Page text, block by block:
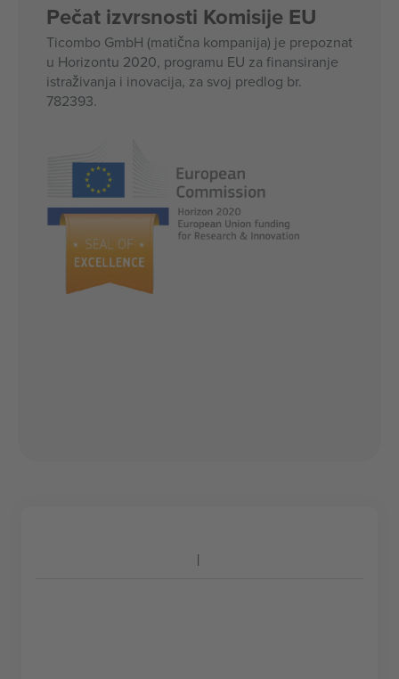
Pečat izvrsnosti Komisije EU
Ticombo GmbH (matična kompanija) je prepoznat
u Horizontu 2020, programu EU za finansiranje
istraživanja i inovacija, za svoj predlog br.
782393.